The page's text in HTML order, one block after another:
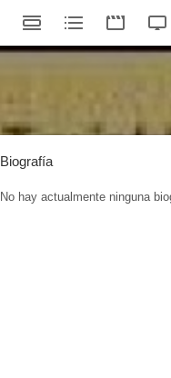
Biografía
No hay actualmente ninguna